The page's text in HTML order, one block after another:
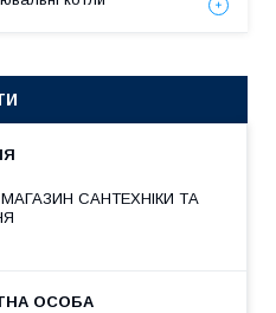
МАГАЗИН САНТЕХНІКИ ТА